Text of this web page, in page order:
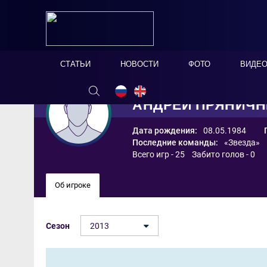
СТАТЬИ НОВОСТИ ФОТО ВИДЕО
АНДРЕЙ
Дата рождения: 08.05.1984
Последние команды:
«Звезда»
Всего игр - 25 Забито голов - 0
Об игроке
Сезон 2013